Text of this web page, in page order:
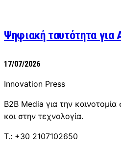
Ψηφιακή ταυτότητα για
17/07/2026
Innovation Press
B2B Media για την καινοτομία
και στην τεχνολογία.
T.: +30 2107102650